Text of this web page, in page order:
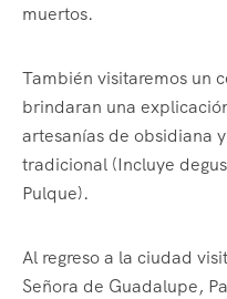
muertos.
También visitaremos un
brindaran una
artesanías de obsidiana
tradicional (Incluye
Pulque).
Al regreso a la ciudad
Señora de Guadalupe,